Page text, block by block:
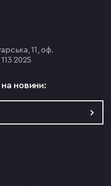
11, оф.
2025
на новини: